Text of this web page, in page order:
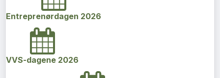
Entreprenørdagen 2026
VVS-dagene 2026